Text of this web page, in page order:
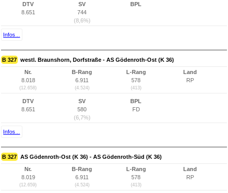
DTV
8.651
SV
744
(8,6%)
BPL
Infos...
B 327 westl. Braunshorn, Dorfstraße - AS Gödenroth-Ost (K 36)
Nr.
8.018
(12.658)
B-Rang
6.911
(4.524)
L-Rang
578
(413)
Land
RP
DTV
8.651
SV
580
(6,7%)
BPL
FD
Infos...
B 327 AS Gödenroth-Ost (K 36) - AS Gödenroth-Süd (K 36)
Nr.
8.019
(12.659)
B-Rang
6.911
(4.524)
L-Rang
578
(413)
Land
RP